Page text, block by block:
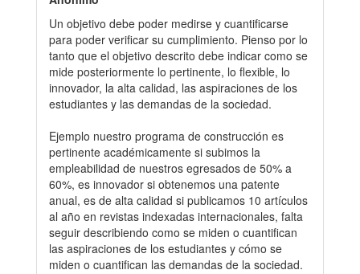
Un objetivo debe poder medirse y cuantificarse
para poder verificar su cumplimiento. Pienso por lo
tanto que el objetivo descrito debe indicar como se
mide posteriormente lo pertinente, lo flexible, lo
innovador, la alta calidad, las aspiraciones de los
estudiantes y las demandas de la sociedad.
Ejemplo nuestro programa de construcción es
pertinente académicamente si subimos la
empleabilidad de nuestros egresados de 50% a
60%, es innovador si obtenemos una patente
anual, es de alta calidad si publicamos 10 artículos
al año en revistas indexadas internacionales, falta
seguir describiendo como se miden o cuantifican
las aspiraciones de los estudiantes y cómo se
miden o cuantifican las demandas de la sociedad.